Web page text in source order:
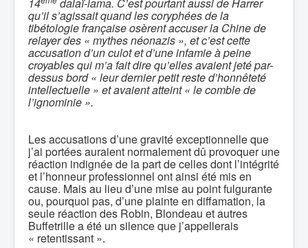
qu’il s’agissait quand les coryphées de la
tibétologie française osèrent accuser la Chine de
relayer des « mythes néonazis », et c’est cette
accusation d’un culot et d’une infamie à peine
croyables qui m’a fait dire qu’elles avaient jeté par-
dessus bord « leur dernier petit reste d’honnêteté
intellectuelle » et avaient atteint « le comble de
l’ignominie ».
Les accusations d’une gravité exceptionnelle que
j’ai portées auraient normalement dû provoquer une
réaction indignée de la part de celles dont l’intégrité
et l’honneur professionnel ont ainsi été mis en
cause. Mais au lieu d’une mise au point fulgurante
ou, pourquoi pas, d’une plainte en diffamation, la
seule réaction des Robin, Blondeau et autres
Buffetrille a été un silence que j’appellerais
« retentissant ».